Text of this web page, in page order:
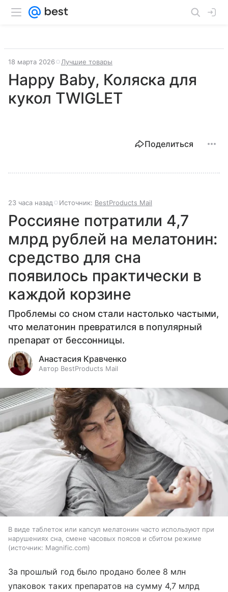
18 марта 2026 Лучшие товары
Happy Baby, Коляска для
кукол TWIGLET
Поделиться
23 часа назад Источник: BestProducts Mail
Россияне потратили 4,7
млрд рублей на мелатонин:
средство для сна
появилось практически в
каждой корзине
Проблемы со сном стали настолько частыми,
что мелатонин превратился в популярный
препарат от бессонницы.
Анастасия Кравченко
Автор BestProducts Mail
В виде таблеток или капсул мелатонин часто используют при
нарушениях сна, смене часовых поясов и сбитом режиме
источник: Magnific.com
За прошлый год было продано более 8 млн
упаковок таких препаратов на сумму 4,7 млрд